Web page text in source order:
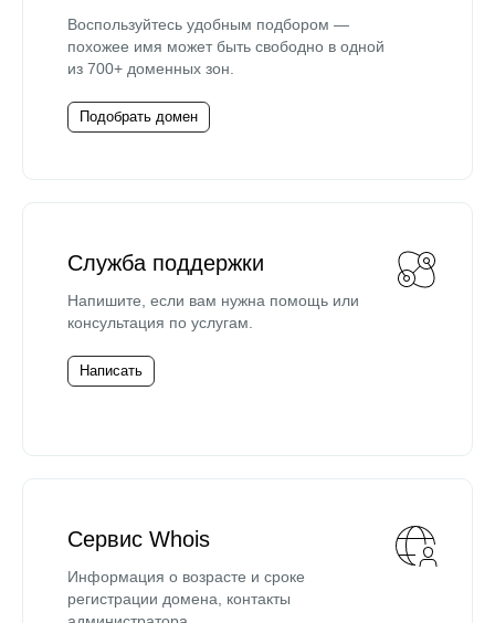
Воспользуйтесь удобным подбором —
похожее имя может быть свободно в одной
из 700+ доменных зон.
Подобрать домен
Служба поддержки
Напишите, если вам нужна помощь или
консультация по услугам.
Написать
Сервис Whois
Информация о возрасте и сроке
регистрации домена, контакты